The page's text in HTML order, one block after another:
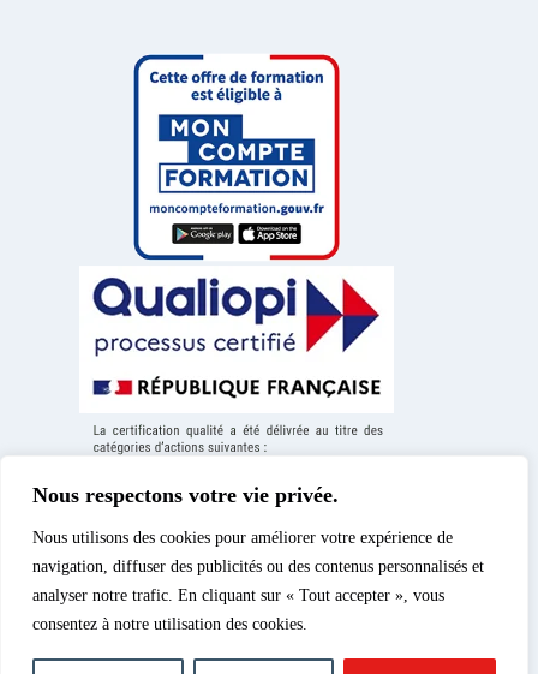
Nous respectons votre vie privée.
Nous utilisons des cookies pour améliorer votre expérience de
navigation, diffuser des publicités ou des contenus personnalisés et
analyser notre trafic. En cliquant sur « Tout accepter », vous
consentez à notre utilisation des cookies.
Politique de confidentialité
d’enseignement supérieur